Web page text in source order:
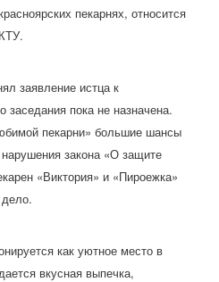
пекарнях, относится
заявление истца к
заседания пока не назначена.
пекарни» большие шансы
закона «О защите
«Виктория» и «Пироежка»
как уютное место в
вкусная выпечка,